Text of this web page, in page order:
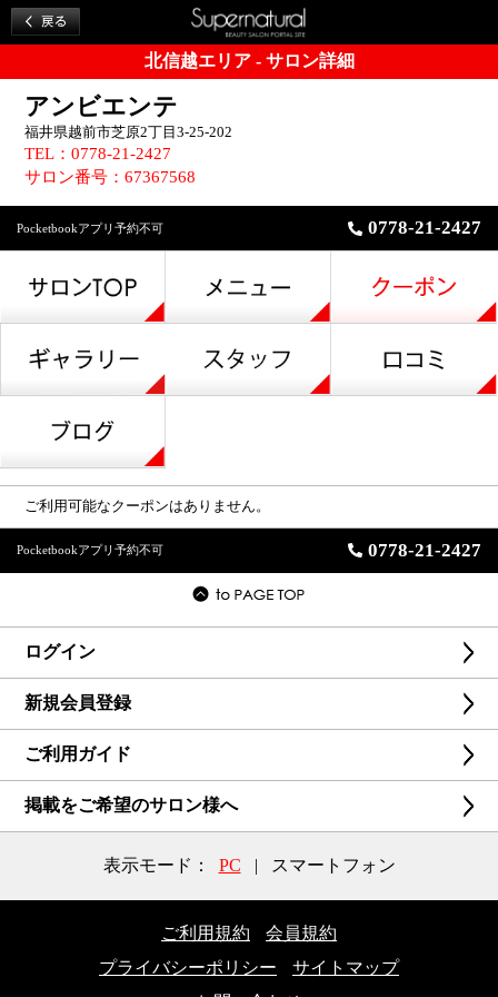
北信越エリア - サロン詳細
アンビエンテ
福井県越前市芝原2丁目3-25-202
TEL：0778-21-2427
サロン番号：67367568
Pocketbookアプリ予約不可 0778-21-2427
ご利用可能なクーポンはありません。
Pocketbookアプリ予約不可 0778-21-2427
ログイン
新規会員登録
ご利用ガイド
掲載をご希望のサロン様へ
表示モード： PC | スマートフォン
ご利用規約
会員規約
プライバシーポリシー
サイトマップ